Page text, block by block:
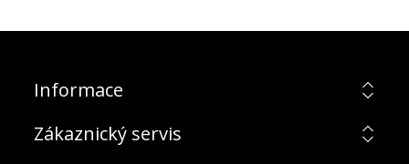
Informace
Zákaznický servis